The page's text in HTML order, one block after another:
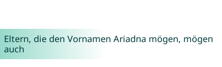
Eltern, die den Vornamen Ariadna mögen, mögen
auch